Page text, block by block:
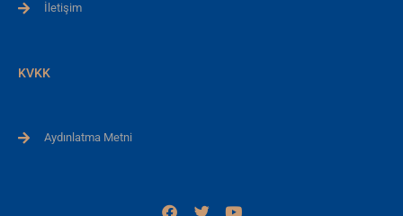
İletişim
KVKK
Aydınlatma Metni
F
T
Y